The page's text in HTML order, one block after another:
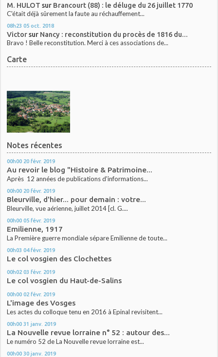
M. HULOT sur Brancourt (88) : le déluge du 26 juillet 1770
C'était déjà sûrement la faute au réchauffement...
08h23 05 oct. 2018
Victorsur Nancy : reconstitution du procès de 1816 du...
Bravo ! Belle reconstitution. Merci à ces associations de...
Carte
Notes récentes
00h00 20 févr. 2019
Au revoir le blog "Histoire & Patrimoine...
Après 12 années de publications d'informations...
00h00 20 févr. 2019
Bleurville, d'hier... pour demain : votre...
Bleurville, vue aérienne, juillet 2014 [cl. G....
00h00 05 févr. 2019
Emilienne, 1917
La Première guerre mondiale sépare Emilienne de toute...
00h03 04 févr. 2019
Le col vosgien des Clochettes
00h02 03 févr. 2019
Le col vosgien du Haut-de-Salins
00h00 02 févr. 2019
L'image des Vosges
Les actes du colloque tenu en 2016 à Epinal revisitent...
00h00 31 janv. 2019
La Nouvelle revue lorraine n° 52 : autour des...
Le numéro 52 de La Nouvelle revue lorraine est...
00h00 30 janv. 2019